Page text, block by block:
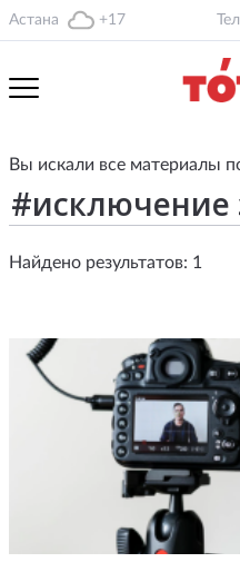
Астана +17
Вы искали все материалы
Найдено результатов: 1